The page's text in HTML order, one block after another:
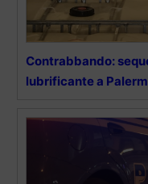
Contrabbando:
lubrificante a